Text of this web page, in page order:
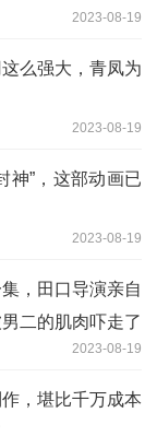
2023-08-19
么强大，青凤为
2023-08-19
神”，这部动画已
2023-08-19
，田口导演亲自
二的肌肉吓走了
2023-08-19
，堪比千万成本